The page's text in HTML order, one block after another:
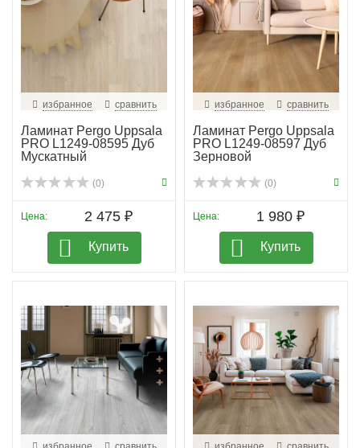
избранное сравнить
Ламинат Pergo Uppsala
PRO L1249-08595 Дуб
Мускатный
(0)
Цена: 2 475 ₽
Купить
избранное сравнить
Ламинат Pergo Uppsala
PRO L1249-08597 Дуб
Зерновой
(0)
Цена: 1 980 ₽
Купить